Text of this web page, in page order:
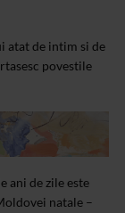
atat de intim si de
povestile
ani de zile este
natale –